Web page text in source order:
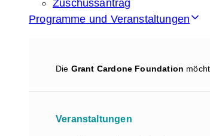
Zuschussantrag
Programme und Veranstaltungen
Die Grant Cardone Foundation
Veranstaltungen